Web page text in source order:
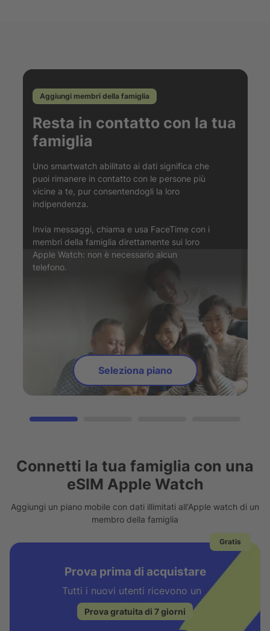
Aggiungi membri della famiglia
Resta in contatto con la tua
famiglia
Uno smartwatch abilitato ai dati significa che
puoi rimanere in contatto con le persone più
vicine a te, pur consentendogli la loro
indipendenza.
Invia messaggi, chiama e usa FaceTime con i
membri della famiglia direttamente sui loro
Apple Watch: non è necessario alcun
telefono.
Seleziona piano
Connetti la tua famiglia con una
eSIM Apple Watch
Aggiungi un piano mobile con dati illimitati all'Apple watch di un
membro della famiglia
Prova prima di acquistare
Tutti i nuovi utenti ricevono un
Prova gratuita di 7 giorni
Gratis